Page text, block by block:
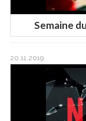
Semaine
20.11.2019